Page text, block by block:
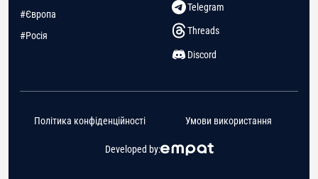
#Європа
#Росія
Telegram
Threads
Discord
Developed by:
Політика конфіденційності Умови використання